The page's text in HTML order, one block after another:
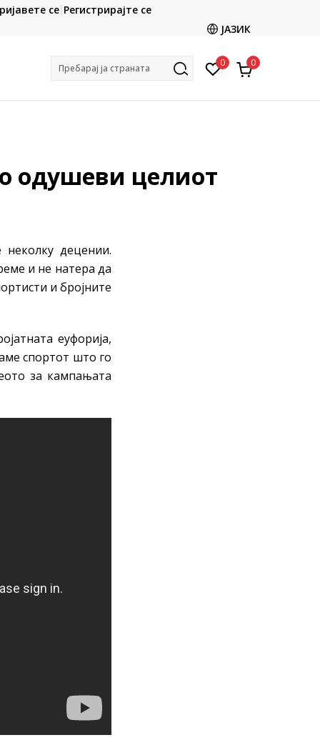
CLICK & COLLECT
со картичка online и подигнете во продавницата
се Регистрирајте се
ЈАЗИК
Пребарај ја страната 0 0
одушеви целиот
неколку децении.
и не натера да
и бројните
еуфорија,
спортот што го
за кампањата